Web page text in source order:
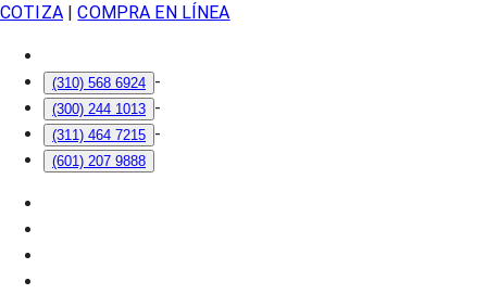
COTIZA| COMPRA EN LÍNEA
(310) 568 6924 -
(300) 244 1013 -
(311) 464 7215 -
(601) 207 9888